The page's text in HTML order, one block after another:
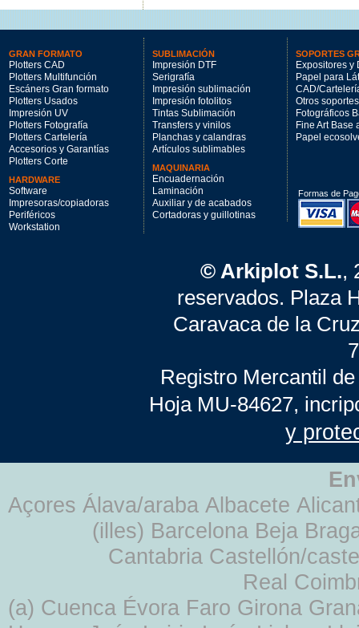
GRAN FORMATO
Plotters CAD
Plotters Multifunción
Escáners Gran formato
Plotters Usados
Impresión UV
Plotters Fotografía
Plotters Cartelería
Accesorios y Garantías
Plotters Corte
HARDWARE
Software
Impresoras/copiadoras
Periféricos
Workstation
SUBLIMACIÓN
Impresión DTF
Serigrafía
Impresión sublimación
Impresión fotolitos
Tintas Sublimación
Transfers y vinilos
Planchas y calandras
Artículos sublimables
MAQUINARIA
Encuadernación
Laminación
Auxiliar y de acabados
Cortadoras y guillotinas
SOPORTES
Expositores y
Papel para
CAD/
Otros soportes
Fotográficos
Fine Art Base
Papel
Formas de
© Arkiplot S.L.,
reservados. Plaza
Caravaca de la
Registro Mercantil
Hoja MU-84627,
y
Açores Álava/araba Albacete
(illes) Barcelona Beja
Cantabria Castellón/
Real
(a) Cuenca Évora Faro Girona